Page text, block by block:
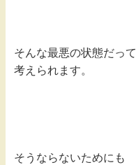
そんな最悪の状態だって
考えられます。
そうならないためにも